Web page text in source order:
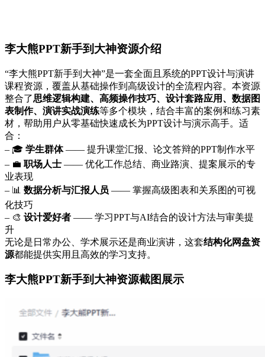
李大熊PPT新手到大神资源介绍
“李大熊PPT新手到大神”是一套全面且系统的PPT设计与演讲
课程资源，覆盖从基础操作到高级设计的全流程内容。本资源
整合了思维逻辑构建、高频操作技巧、设计套路应用、数据图
表制作、演讲实战演练等多个模块，结合丰富的案例和练习素
材，帮助用户从零基础快速成长为PPT设计与演示高手。适
合：
– 🎓 学生群体—— 提升课堂汇报、论文答辩的PPT制作水平
– 💼 职场人士 —— 优化工作总结、商业路演、提案展示的专
业表现
– 📊 数据分析与汇报人员 —— 掌握高级图表和关系图的可视
化技巧
– 🎨 设计爱好者 —— 学习PPT与AI结合的设计方法与审美提
升
无论是日常办公、学术展示还是商业演讲，这套结构化网盘资
源都能提供实用且高效的学习支持。
李大熊PPT新手到大神资源截图展示